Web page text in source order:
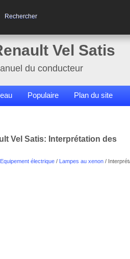
Rechercher
Vel Satis
du conducteur
Populaire Plan du site
Vel Satis: Interprétation des
Equipement électrique / Lampes au xenon /